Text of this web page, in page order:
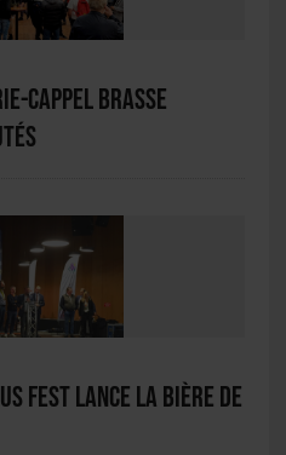
Cappel brasse
Fest lance la bière de